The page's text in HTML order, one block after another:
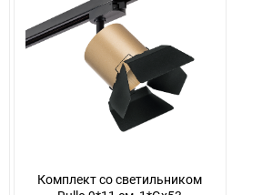
Комплект со светильником